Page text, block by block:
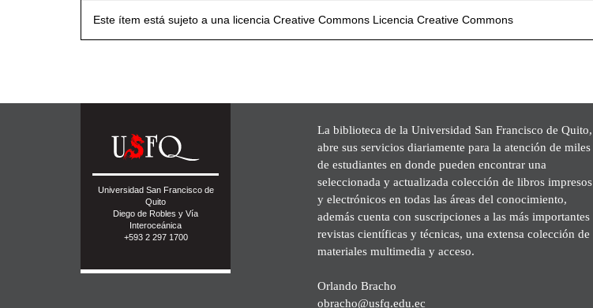
Este ítem está sujeto a una licencia Creative Commons Licencia Creative Commons
Universidad San Francisco de
Quito
Diego de Robles y Vía
Interoceánica
+593 2 297 1700
La biblioteca de la Universidad San Francisco de Quito,
abre sus servicios diariamente para la atención de miles
de estudiantes en donde pueden encontrar una
seleccionada y actualizada colección de libros impresos
y electrónicos en todas las áreas del conocimiento,
además cuenta con suscripciones a las más importantes
revistas científicas y técnicas, una extensa colección de
materiales multimedia y acceso.
Orlando Bracho
obracho@usfq.edu.ec